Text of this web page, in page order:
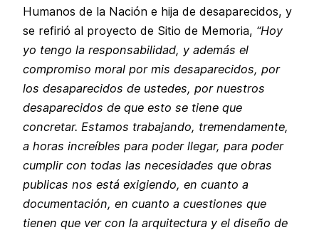
Humanos de la Nación e hija de desaparecidos, y
se refirió al proyecto de Sitio de Memoria, “Hoy
yo tengo la responsabilidad, y además el
compromiso moral por mis desaparecidos, por
los desaparecidos de ustedes, por nuestros
desaparecidos de que esto se tiene que
concretar. Estamos trabajando, tremendamente,
a horas increíbles para poder llegar, para poder
cumplir con todas las necesidades que obras
publicas nos está exigiendo, en cuanto a
documentación, en cuanto a cuestiones que
tienen que ver con la arquitectura y el diseño de